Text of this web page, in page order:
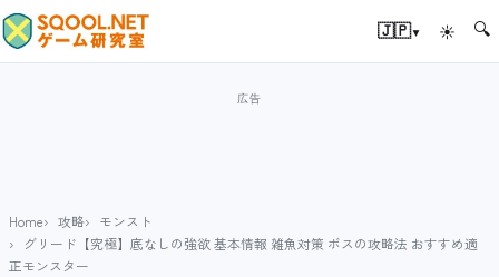
🇯🇵▾ ☀ 🔍
Home 攻略
モンスト
グリード【究極】底なしの強欲 基本情報 雑魚対策 ボスの攻略法 おすすめ適
正モンスター